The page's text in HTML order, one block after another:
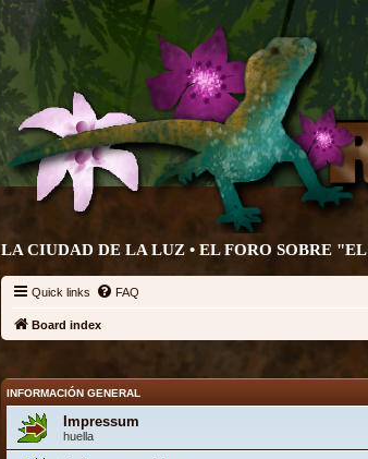
LA CIUDAD DE LA LUZ • EL FORO SOBRE
Quick links FAQ
Board index
INFORMACIÓN GENERAL
Impressum
huella